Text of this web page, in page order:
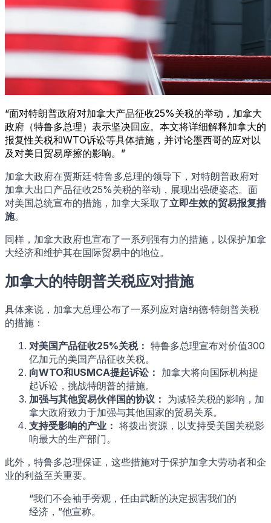
“面对特朗普政府对加拿大产品征收25%关税的举动，加拿大
政府（特鲁多总理）表示坚决回应。本文将详细解释加拿大的
报复性关税和WTO诉讼等具体措施，并讨论墨西哥的应对以
及对美日贸易摩擦的影响。”
加拿大政府在贾斯廷·特鲁多总理的领导下，对特朗普政府对
加拿大出口产品征收25%关税的举动，展现出强硬姿态。面
对美国总统宣布的措施，加拿大采取了立即生效的贸易报复措
施。
同样，加拿大政府也宣布了一系列强有力的措施，以保护加拿
大经济和维护其在国际贸易中的地位。
加拿大的特朗普关税应对措施
具体来说，加拿大总理公布了一系列应对唐纳德·特朗普关税
的措施：
对美国产品征收25%关税： 特鲁多总理宣布对价值300
亿加元的美国产品征收关税。
向WTO和USMCA提起诉讼： 加拿大将向国际机构提
起诉讼，挑战特朗普的措施。
加强与其他贸易伙伴国的协议： 为减轻关税的影响，加
拿大政府致力于加强与其他国家的贸易关系。
支持受影响的产业： 将拨出资源，以支持受美国关税影
响最大的生产部门。
此外，特鲁多总理保证，这些措施对于保护加拿大劳动者和企
业的利益至关重要。
“我们不会袖手旁观，任由武断的决定损害我们的
经济，”他宣称。